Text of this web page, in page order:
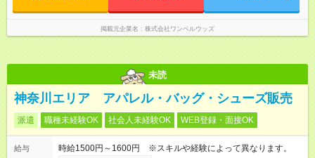
掲載元企業名 株式会社ワンベルウッズ
未読
神奈川エリア アパレル・バッグ・シューズ販売
派遣 職種未経験OK 社会人未経験OK WEB登録・面接OK
給与
時給1500円～1600円 ※スキルや経験によって異なります。